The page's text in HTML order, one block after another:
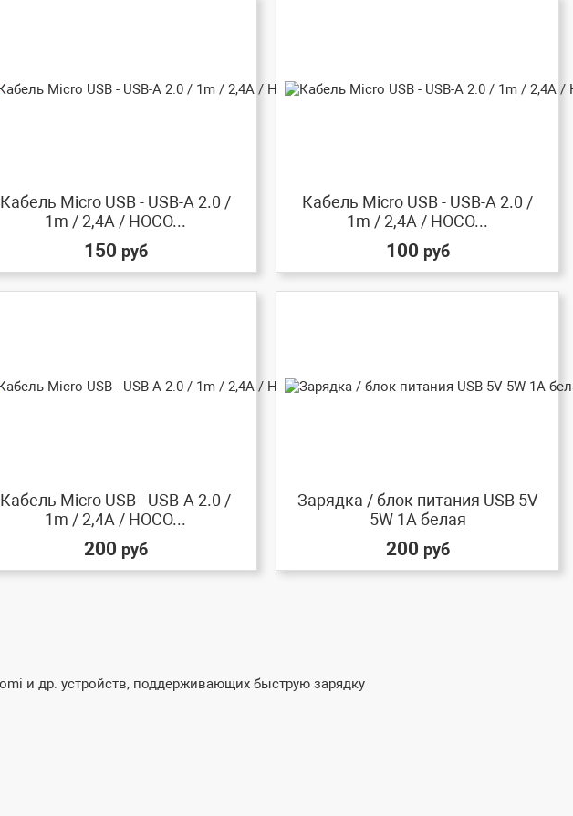
Кабель Micro USB - USB-A 2.0 /
1m / 2,4A / HOCO...
150 руб
Кабель Micro USB - USB-A 2.0 /
1m / 2,4A / HOCO...
100 руб
Кабель Micro USB - USB-A 2.0 /
1m / 2,4A / HOCO...
200 руб
Зарядка / блок питания USB 5V
5W 1A белая
200 руб